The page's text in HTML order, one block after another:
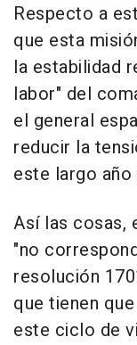
Respecto a
que esta
la estabilidad
labor" del
el general
reducir la
este largo
Así las cosas,
"no
resolución
que tienen
este ciclo de